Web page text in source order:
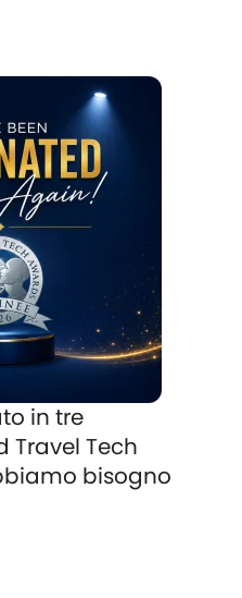
in tre
Travel Tech
bisogno